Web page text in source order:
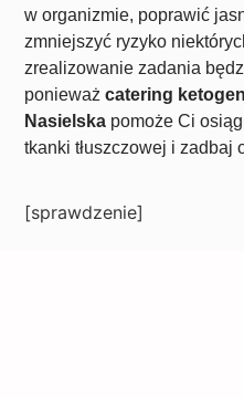
w organizmie, poprawić
zmniejszyć ryzyko
zrealizowanie zadania
ponieważcatering
Nasielska pomoże Ci
tkanki tłuszczowej i zadbaj
[sprawdzenie]